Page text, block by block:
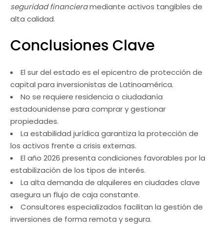
seguridad financieramediante activos tangibles de
alta calidad.
Conclusiones Clave
El sur del estado es el epicentro de protección de
capital para inversionistas de Latinoamérica.
No se requiere residencia o ciudadanía
estadounidense para comprar y gestionar
propiedades.
La estabilidad jurídica garantiza la protección de
los activos frente a crisis externas.
El año 2026 presenta condiciones favorables por la
estabilización de los tipos de interés.
La alta demanda de alquileres en ciudades clave
asegura un flujo de caja constante.
Consultores especializados facilitan la gestión de
inversiones de forma remota y segura.